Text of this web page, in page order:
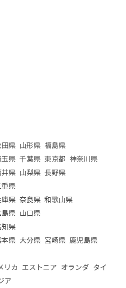
県 山形県 福島県
県 千葉県 東京都 神奈川県
県 山梨県 長野県
重県
県 奈良県 和歌山県
島県 山口県
知県
県 大分県 宮崎県 鹿児島県
リカ エストニア オランダ タイ
ア